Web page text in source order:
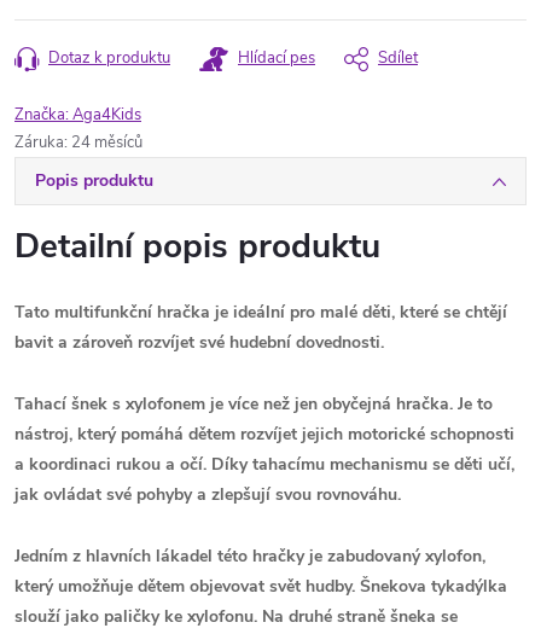
Dotaz k produktu Hlídací pes Sdílet
Značka:Aga4Kids
Záruka: 24 měsíců
Popis produktu
Detailní popis produktu
Tato multifunkční hračka je ideální pro malé děti, které se chtějí
bavit a zároveň rozvíjet své hudební dovednosti.
Tahací šnek s xylofonem je více než jen obyčejná hračka. Je to
nástroj, který pomáhá dětem rozvíjet jejich motorické schopnosti
a koordinaci rukou a očí. Díky tahacímu mechanismu se děti učí,
jak ovládat své pohyby a zlepšují svou rovnováhu.
Jedním z hlavních lákadel této hračky je zabudovaný xylofon,
který umožňuje dětem objevovat svět hudby. Šnekova tykadýlka
slouží jako paličky ke xylofonu. Na druhé straně šneka se